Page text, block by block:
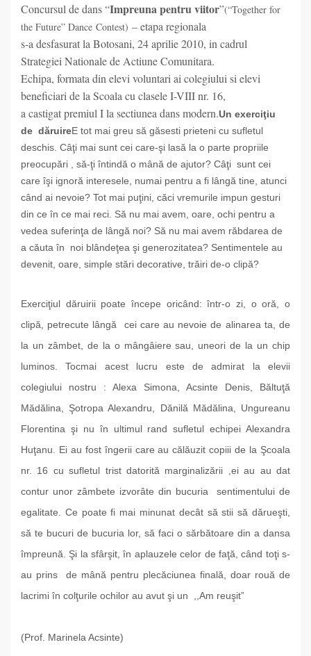
Concursul de dans “Impreuna pentru viitor”(“Together for
the Future” Dance Contest) – etapa regionala
s-a desfasurat la Botosani, 24 aprilie 2010, in cadrul
Strategiei Nationale de Actiune Comunitara.
Echipa, formata din elevi voluntari ai colegiului si elevi
beneficiari de la Scoala cu clasele I-VIII nr. 16,
a castigat premiul I la sectiunea dans modern.Un exerciţiu
de dăruireE tot mai greu să găsesti prieteni cu sufletul
deschis. Câţi mai sunt cei care-şi lasă la o parte propriile
preocupări , să-ţi întindă o mână de ajutor? Câţi sunt cei
care îşi ignoră interesele, numai pentru a fi lângă tine, atunci
când ai nevoie? Tot mai puţini, căci vremurile impun gesturi
din ce în ce mai reci. Să nu mai avem, oare, ochi pentru a
vedea suferinţa de lângă noi? Să nu mai avem răbdarea de
a căuta în noi blândeţea şi generozitatea? Sentimentele au
devenit, oare, simple stări decorative, trăiri de-o clipă?
Exerciţiul dăruirii poate începe oricând: într-o zi, o oră, o
clipă, petrecute lângă cei care au nevoie de alinarea ta, de
la un zâmbet, de la o mângâiere sau, uneori de la un chip
luminos. Tocmai acest lucru este de admirat la elevii
colegiului nostru : Alexa Simona, Acsinte Denis, Băltuţă
Mădălina, Şotropa Alexandru, Dănilă Mădălina, Ungureanu
Florentina şi nu în ultimul rand sufletul echipei Alexandra
Huţanu. Ei au fost îngerii care au călăuzit copiii de la Şcoala
nr. 16 cu sufletul trist datorită marginalizării ,ei au au dat
contur unor zâmbete izvorâte din bucuria sentimentului de
egalitate. Ce poate fi mai minunat decât să stii să dărueşti,
să te bucuri de bucuria lor, să faci o sărbătoare din a dansa
împreună. Şi la sfârşit, în aplauzele celor de faţă, când toţi s-
au prins de mână pentru plecăciunea finală, doar rouă de
lacrimi în colţurile ochilor au avut şi un ,,Am reuşit”
(Prof. Marinela Acsinte)